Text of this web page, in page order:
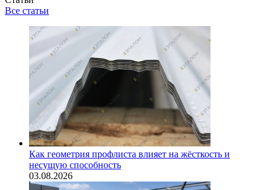
Все статьи
Как геометрия профлиста влияет на жёсткость и
несущую способность
03.08.2026